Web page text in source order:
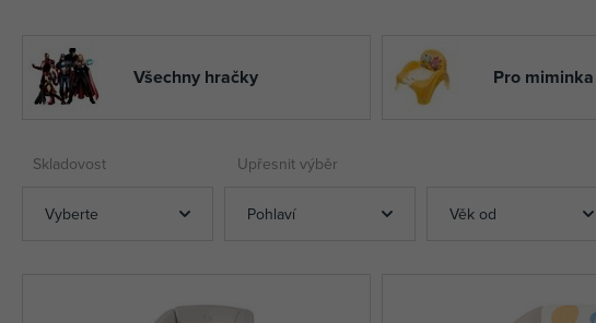
Všechny hračky Pro miminka
Skladovost Upřesnit výběr
Vyberte Pohlaví Věk od